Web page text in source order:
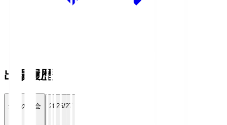
出場履歴
全ての大会 2026/27